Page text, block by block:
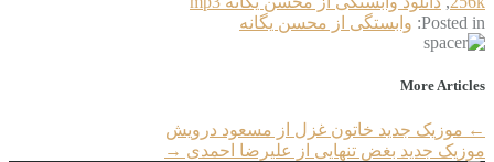
Posted in: وابستگی از محسن یگانه
More Articles
← موزیک جدید خاتون غزل از مسعود درویش
موزیک جدید بغض تنهایی از علیرضا احمدی →